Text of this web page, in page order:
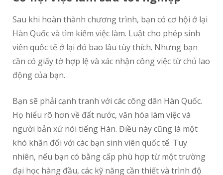
Sau khi hoàn thành chương trình, bạn có cơ hội ở lại
Hàn Quốc và tìm kiếm việc làm. Luật cho phép sinh
viên quốc tế ở lại đó bao lâu tùy thích. Nhưng bạn
cần có giấy tờ hợp lệ và xác nhận công việc từ chủ lao
động của bạn.
Bạn sẽ phải cạnh tranh với các công dân Hàn Quốc.
Họ hiểu rõ hơn về đất nước, văn hóa làm việc và
người bản xứ nói tiếng Hàn. Điều này cũng là một
khó khăn đối với các bạn sinh viên quốc tế. Tuy
nhiên, nếu bạn có bằng cấp phù hợp từ một trường
đại học hàng đầu, các kỹ năng cần thiết và trình độ